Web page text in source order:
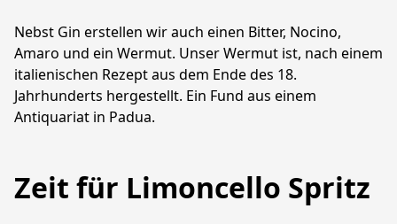
Nebst Gin erstellen wir auch einen Bitter, Nocino,
Amaro und ein Wermut. Unser Wermut ist, nach einem
italienischen Rezept aus dem Ende des 18.
Jahrhunderts hergestellt. Ein Fund aus einem
Antiquariat in Padua.
Zeit für Limoncello Spritz